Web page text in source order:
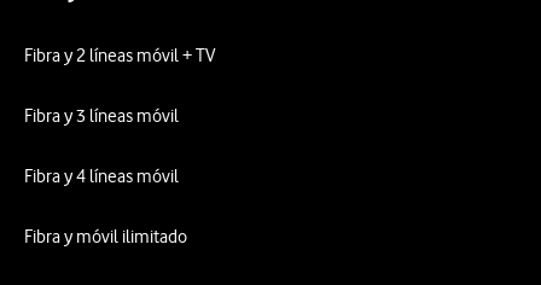
Fibra y 2 líneas móvil + TV
Fibra y 3 líneas móvil
Fibra y 4 líneas móvil
Fibra y móvil ilimitado